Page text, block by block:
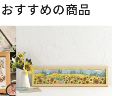
すすめの商品